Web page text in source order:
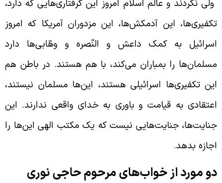
نکردند و عالم اسلام امروز این گرفتاری‌هایی که دارد،
این آدمکش‌ها، این مزدوران آمریکا که امروز
به کمک داعش و النّصره و وهّابی‌ها دارد
را بمباران می‌کند، با هم هستند. در باطن هم
تکفیری‌ها اسرائیلی هستند، این‌ها مسلمان نیستند،
به قیامت و باوری به خدای واقعی ندارند. این
جنایت‌هایی نیست که یک مکتب الهی این‌ها را
بدهد.
مورد از خواب‌های مرحوم حاجی نوری